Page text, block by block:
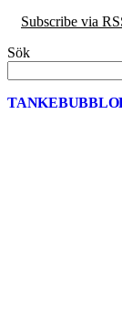
Subscribe via
Sök